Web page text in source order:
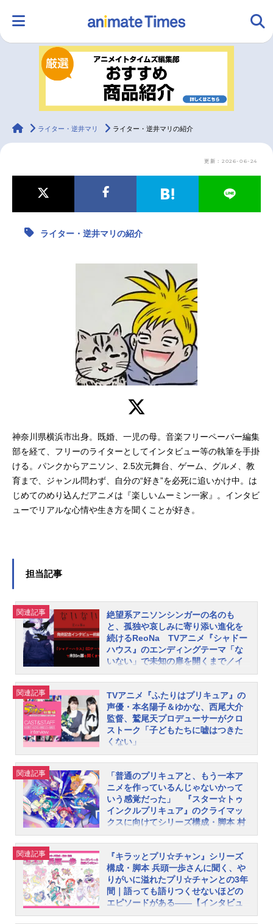
ランキング アニメ
ラジオ みんなの声
声優記事一覧
実写化映画一覧
夏アニメ
冬アニメ
animateTimes
ライター・逆井マリ ライター・逆井マリの紹介
更新：2026-06-24
ライター・逆井マリの紹介
神奈川県横浜市出身。既婚、一児の母。音楽フリーペーパー編集
部を経て、フリーのライターとしてインタビュー等の執筆を手掛
ける。パンクからアニソン、2.5次元舞台、ゲーム、グルメ、教
育まで、ジャンル問わず、自分の“好き”を必死に追いかけ中。は
じめてのめり込んだアニメは『楽しいムーミン一家』。インタビ
ューでリアルな心情や生き方を聞くことが好き。
担当記事
関連記事
絶望系アニソンシンガーの名のも
と、孤独や哀しみに寄り添い進化を
続けるReoNa TVアニメ『シャドー
ハウス』のエンディングテーマ「な
いない」で未知の扉を開くまで／イ
ンタビュー前編
4月からTOKYOMXほかで放送中のT
Vアニメ『シャドーハウス』(原作：
ソウマトウ)は、顔のない一族「シャ
ドー」と、その“顔”としてシャドーに
仕える世話係の「生き人形」が織り
なすゴシックミステリーだ。物語の
最後を飾るのは、ReoNaの「ないな
い」。ゴシック／クラシックとエレ
クトロを融合したサウンドで、『シ
ャドーハウス』の妖しげな美しさと
世界観を(毒にも近い苦味を忍ばせな
がら)醸し出した本作は、観るものに
深いふかい余韻を残す――。その
「ないない」をタイトルとしたシン
グルが、5月12日(水)に待望のリリー
ス。初回生産限定盤(CD+DVD)、通常
盤（CD）、期間生産限定盤(CD+DV
D)には、「ないない」の他、多角的
関連記事
TVアニメ『ふたりはプリキュア』の
声優・本名陽子＆ゆかな、西尾大介
監督、鷲尾天プロデューサーがクロ
ストーク「子どもたちに嘘はつきた
くない」
プリキュアシリーズの原点となるTV
アニメ『ふたりはプリキュア』の総
集編Blu-ray/DVD『ふたりはプリキュ
ア総集編～ぶっちゃけ、ありえな～
い!?2020edition～』が2月26日に発
売されます。『ふたりはプリキュ
ア』は今から16年前の2004年2月か
ら放送がスタートしました。その登
場は鮮烈でした。「女の子だって暴
れたい！」をコンセプトとしたダイ
ナミックな素手でのバトル、女の子
といえば“ピンク”という概念を覆す白
と黒の衣装、男性ヒーローの不
関連記事
「普通のプリキュアと、もう一本ア
ニメを作っているんじゃないかって
いう感覚だった」 『スター☆トゥ
インクルプリキュア』のクライマッ
クスに向けてシリーズ構成・脚本 村
山功氏が想いを語る
クライマックスに向け加速しているT
Vアニメ『スター☆トゥインクルプリ
キュア』（以下『スタプリ』）。最
終回のアフレコが終わった翌週の12
月下旬。シリーズ構成・脚本を担当
している村山功氏に、クライマック
関連記事
『キラッとプリ☆チャン』シリーズ
構成・脚本 兵頭一歩さんに聞く、や
りがいに溢れたプリ☆チャンとの3年
間｜語っても語りつくせないほどの
エピソードがある――【インタビュ
ー】